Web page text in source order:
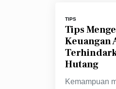
TIPS
Tips
Keuangan
Hutang
Kemampuan